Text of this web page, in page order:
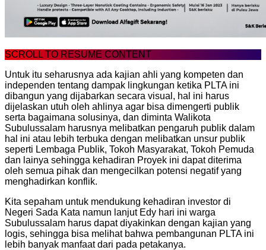
SCROLL TO RESUME CONTENT
Untuk itu seharusnya ada kajian ahli yang kompeten dan
independen tentang dampak lingkungan ketika PLTA ini
dibangun yang dijabarkan secara visual, hal ini harus
dijelaskan utuh oleh ahlinya agar bisa dimengerti publik
serta bagaimana solusinya, dan diminta Walikota
Subulussalam harusnya melibatkan pengaruh publik dalam
hal ini atau lebih terbuka dengan melibatkan unsur publik
seperti Lembaga Publik, Tokoh Masyarakat, Tokoh Pemuda
dan lainya sehingga kehadiran Proyek ini dapat diterima
oleh semua pihak dan mengecilkan potensi negatif yang
menghadirkan konflik.
Kita sepaham untuk mendukung kehadiran investor di
Negeri Sada Kata namun lanjut Edy hari ini warga
Subulussalam harus dapat diyakinkan dengan kajian yang
logis, sehingga bisa melihat bahwa pembangunan PLTA ini
lebih banyak manfaat dari pada petakanya.